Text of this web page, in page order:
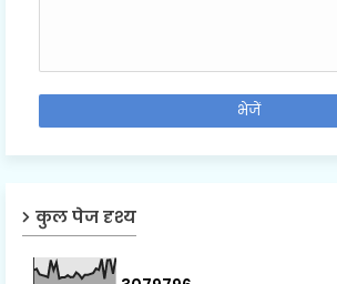
कुल पेज दृश्य